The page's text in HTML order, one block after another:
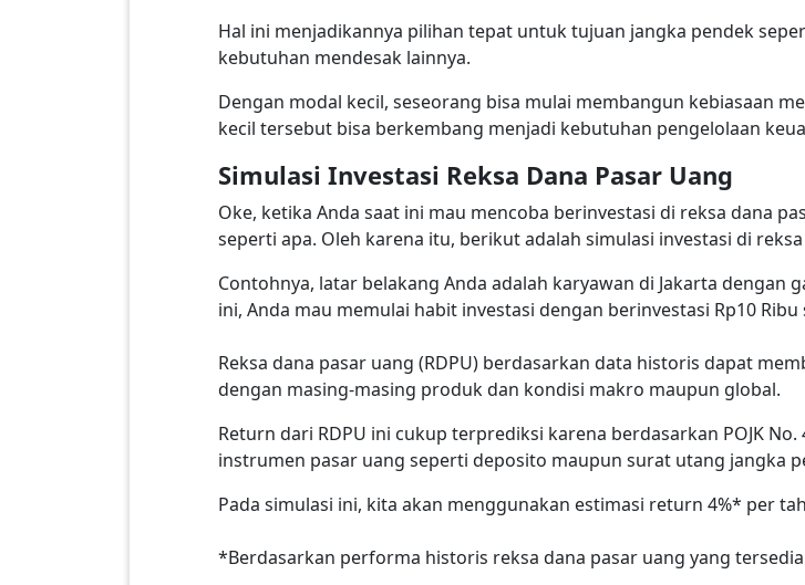
Hal ini menjadikannya pilihan tepat untuk tujuan jangka pendek
kebutuhan mendesak lainnya.
Dengan modal kecil, seseorang bisa mulai membangun kebiasaan
kecil tersebut bisa berkembang menjadi kebutuhan pengelolaan
Simulasi Investasi Reksa Dana Pasar Uang
Oke, ketika Anda saat ini mau mencoba berinvestasi di reksa dana
seperti apa. Oleh karena itu, berikut adalah simulasi investasi di
Contohnya, latar belakang Anda adalah karyawan di Jakarta dengan
ini, Anda mau memulai habit investasi dengan berinvestasi Rp10
Reksa dana pasar uang (RDPU) berdasarkan data historis dapat
dengan masing-masing produk dan kondisi makro maupun global.
Return dari RDPU ini cukup terprediksi karena berdasarkan POJK
instrumen pasar uang seperti deposito maupun surat utang jangka
Pada simulasi ini, kita akan menggunakan estimasi return 4%* per
*Berdasarkan performa historis reksa dana pasar uang yang